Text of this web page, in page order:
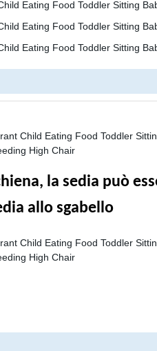
la sedia può
allo sgabello